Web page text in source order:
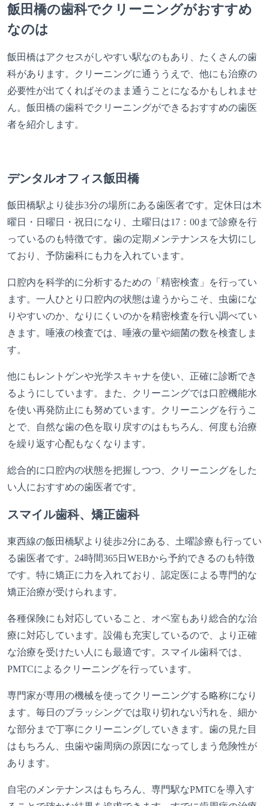
飯田橋の歯科でクリーニングがおすすめ
なのは
飯田橋はアクセスがしやすい駅なのもあり、たくさんの歯
科があります。クリーニングに通ううえで、他にも治療の
必要性が出てくればそのまま通うことになるかもしれませ
ん。飯田橋の歯科でクリーニングができるおすすめの歯医
者を紹介します。
デンタルオフィス飯田橋
飯田橋駅より徒歩3分の場所にある歯医者です。定休日は木
曜日・日曜日・祝日になり、土曜日は17：00まで診療を行
っているのも特徴です。歯の定期メンテナンスを大切にし
ており、予防歯科にも力を入れています。
口腔内を科学的に分析するための「精密検査」を行ってい
ます。一人ひとり口腔内の状態は違うからこそ、虫歯にな
りやすいのか、なりにくいのかを精密検査を行い調べてい
きます。唾液の検査では、唾液の量や細菌の数を検査しま
す。
他にもレントゲンや光学スキャナを使い、正確に診断でき
るようにしています。また、クリーニングでは口腔機能水
を使い再発防止にも努めています。クリーニングを行うこ
とで、自然な歯の色を取り戻すのはもちろん、何度も治療
を繰り返す心配もなくなります。
総合的に口腔内の状態を把握しつつ、クリーニングをした
い人におすすめの歯医者です。
スマイル歯科、矯正歯科
東西線の飯田橋駅より徒歩2分にある、土曜診療も行ってい
る歯医者です。24時間365日WEBから予約できるのも特徴
です。特に矯正に力を入れており、認定医による専門的な
矯正治療が受けられます。
各種保険にも対応していること、オペ室もあり総合的な治
療に対応しています。設備も充実しているので、より正確
な治療を受けたい人にも最適です。スマイル歯科では、
PMTCによるクリーニングを行っています。
専門家が専用の機械を使ってクリーニングする略称になり
ます。毎日のブラッシングでは取り切れない汚れを、細か
な部分まで丁寧にクリーニングしていきます。歯の見た目
はもちろん、虫歯や歯周病の原因になってしまう危険性が
あります。
自宅のメンテナンスはもちろん、専門駅なPMTCを導入す